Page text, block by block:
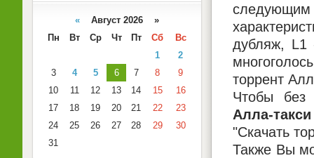
дубляж, L1
торрент
Чтобы без
Алла-
"Скачать
Также Вы
« Август 2026 »
Пн
Вт Ср Чт Пт Сб
Вс
1
2
3
4 5 6 7 8
9
10
11 12 13 14 15
16
17
18 19 20 21 22
23
24
25 26 27 28 29
30
31